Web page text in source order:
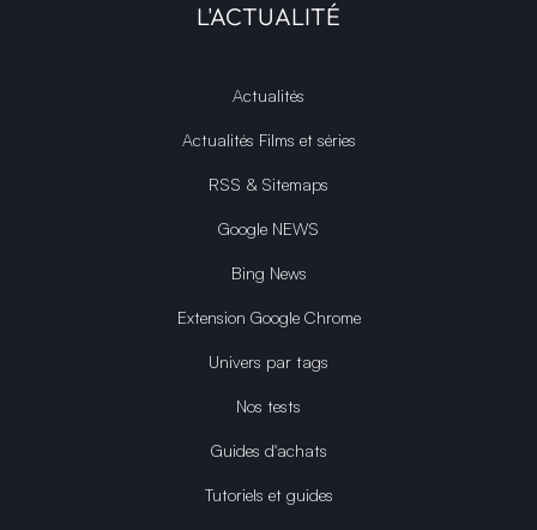
L'ACTUALITÉ
Actualités
Actualités Films et séries
RSS & Sitemaps
Google NEWS
Bing News
Extension Google Chrome
Univers par tags
Nos tests
Guides d'achats
Tutoriels et guides